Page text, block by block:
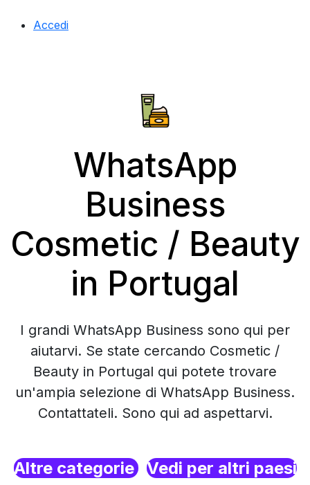
Accedi
WhatsApp
Business
Cosmetic / Beauty
in Portugal
I grandi WhatsApp Business sono qui per
aiutarvi. Se state cercando Cosmetic /
Beauty in Portugal qui potete trovare
un'ampia selezione di WhatsApp Business.
Contattateli. Sono qui ad aspettarvi.
Altre categorie Vedi per altri paesi